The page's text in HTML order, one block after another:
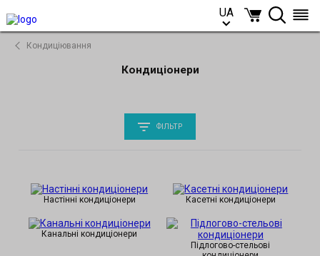
UA
Кондиціювання
Кондиціонери
ФІЛЬТР
Настінні кондиціонери Касетні кондиціонери
Канальні кондиціонери
Підлогово-стельові